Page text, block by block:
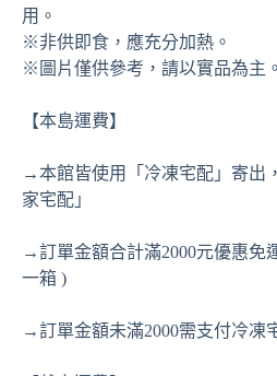
用。
※非供即食，應充分加熱。
※圖片僅供參考，請以實品為主。
【本島運費】
→本館皆使用「冷凍宅配」寄出
家宅配」
→訂單金額合計滿2000元優惠免
一箱 )
→訂單金額未滿2000需支付冷凍